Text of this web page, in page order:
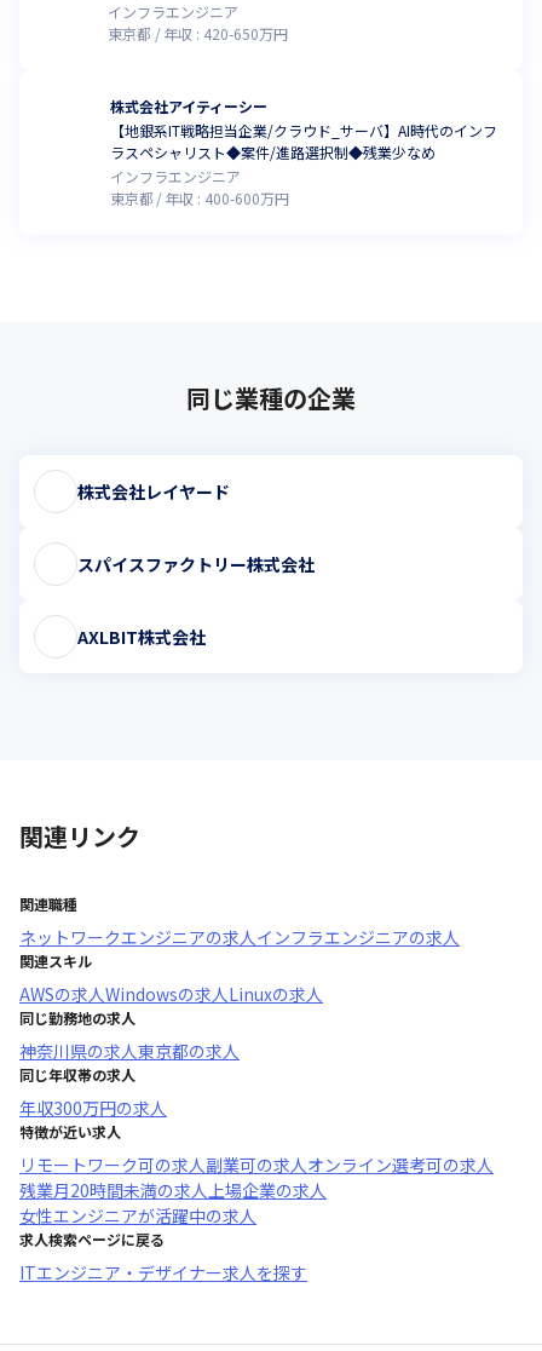
インフラエンジニア
東京都
年収 : 420-650万円
株式会社アイティーシー
【地銀系IT戦略担当企業/クラウド_サーバ】AI時代のインフ
ラスペシャリスト◆案件/進路選択制◆残業少なめ
インフラエンジニア
東京都
年収 : 400-600万円
同じ業種の企業
株式会社レイヤード
スパイスファクトリー株式会社
AXLBIT株式会社
関連リンク
関連職種
ネットワークエンジニアの求人インフラエンジニアの求人
関連スキル
AWSの求人Windowsの求人Linuxの求人
同じ勤務地の求人
神奈川県の求人東京都の求人
同じ年収帯の求人
年収300万円の求人
特徴が近い求人
リモートワーク可の求人副業可の求人オンライン選考可の求人
残業月20時間未満の求人上場企業の求人
女性エンジニアが活躍中の求人
求人検索ページに戻る
ITエンジニア・デザイナー求人を探す